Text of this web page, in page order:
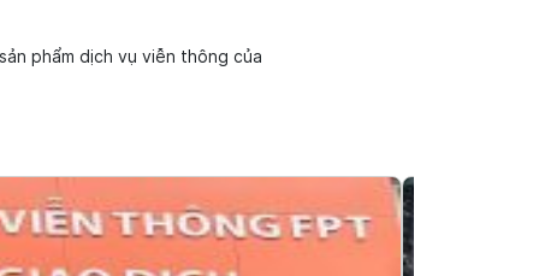
phẩm dịch vụ viễn thông của